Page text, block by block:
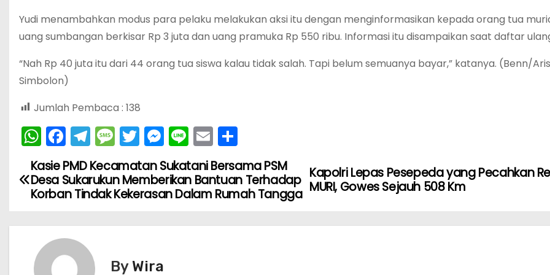
Yudi menambahkan modus para pelaku melakukan aksi itu dengan menginformasikan kepada orang tua
uang sumbangan berkisar Rp 3 juta dan uang pramuka Rp 550 ribu. Informasi itu disampaikan saat daftar
“Nah Rp 40 juta itu dari 44 orang tua siswa kalau tidak salah. Tapi belum semuanya bayar,” katanya. (Benn/Aris
Simbolon)
Jumlah Pembaca : 138
W
h
a
ts
p
p
F
a
c
e
o
o
T
el
e
gr
m
M
e
s
s
g
e
T
w
itt
er
M
e
s
s
n
Li
n
e
E
m
ai
l
h
ar
e
N
v
Kapolri Lepas Pesepeda yang Pecahkan
MURI, Gowes Sejauh 508 Km
Kasie PMD Kecamatan Sukatani Bersama PSM
Desa Sukarukun Memberikan Bantuan Terhadap
Korban Tindak Kekerasan Dalam Rumah Tangga
By Wira